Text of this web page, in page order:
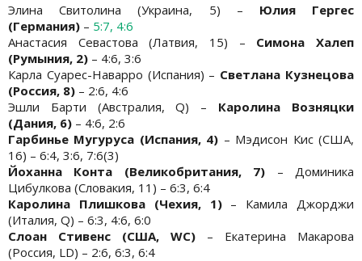
Элина Свитолина (Украина, 5) – Юлия Гергес
(Германия) – 5:7, 4:6
Анастасия Севастова (Латвия, 15) – Симона Халеп
(Румыния, 2) – 4:6, 3:6
Карла Суарес-Наварро (Испания) – Светлана Кузнецова
(Россия, 8) – 2:6, 4:6
Эшли Барти (Австралия, Q) – Каролина Возняцки
(Дания, 6) – 4:6, 2:6
Гарбинье Мугуруса (Испания, 4) – Мэдисон Кис (США,
16) – 6:4, 3:6, 7:6(3)
Йоханна Конта (Великобритания, 7) – Доминика
Цибулкова (Словакия, 11) – 6:3, 6:4
Каролина Плишкова (Чехия, 1) – Камила Джорджи
(Италия, Q) – 6:3, 4:6, 6:0
Слоан Стивенс (США, WC) – Екатерина Макарова
(Россия, LD) – 2:6, 6:3, 6:4